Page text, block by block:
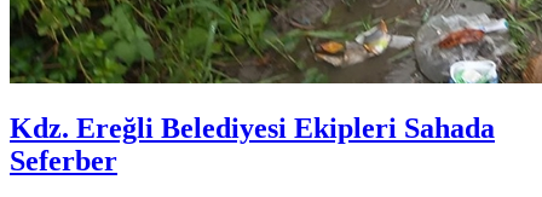
Kdz. Ereğli Belediyesi Ekipleri Sahada
Seferber